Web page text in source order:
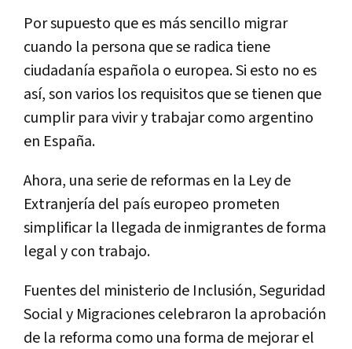
Por supuesto que es más sencillo migrar
cuando la persona que se radica tiene
ciudadanía española o europea. Si esto no es
así, son varios los requisitos que se tienen que
cumplir para vivir y trabajar como argentino
en España.
Ahora, una serie de reformas en la Ley de
Extranjería del país europeo prometen
simplificar la llegada de inmigrantes de forma
legal y con trabajo.
Fuentes del ministerio de Inclusión, Seguridad
Social y Migraciones celebraron la aprobación
de la reforma como una forma de mejorar el